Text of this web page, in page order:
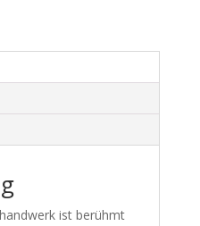
ist berühmt